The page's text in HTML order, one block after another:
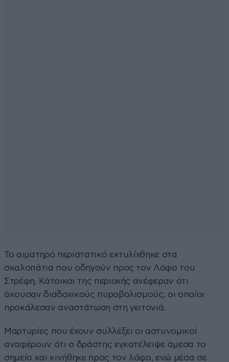
Το αιματηρό περιστατικό εκτυλίχθηκε στα
σκαλοπάτια που οδηγούν προς τον Λόφο του
Στρέφη. Κάτοικοι της περιοχής ανέφεραν ότι
άκουσαν διαδοχικούς πυροβολισμούς, οι οποίοι
προκάλεσαν αναστάτωση στη γειτονιά.
Μαρτυρίες που έχουν συλλέξει οι αστυνομικοί
αναφέρουν ότι ο δράστης εγκατέλειψε άμεσα το
σημείο και κινήθηκε προς τον λόφο, ενώ μέσα σε